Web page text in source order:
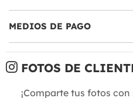
MEDIOS DE PAGO
FOTOS DE
¡Comparte tus fotos